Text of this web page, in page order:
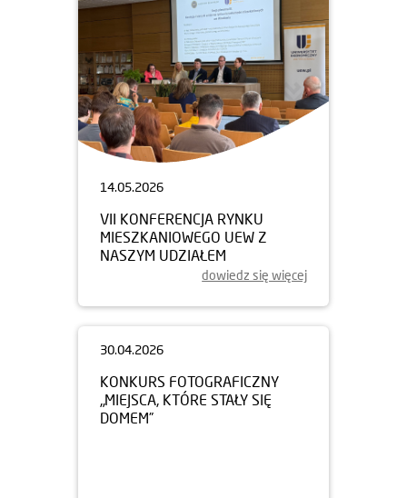
14.05.2026
VII KONFERENCJA RYNKU
MIESZKANIOWEGO UEW Z
NASZYM UDZIAŁEM
dowiedz się więcej
30.04.2026
KONKURS FOTOGRAFICZNY
„MIEJSCA, KTÓRE STAŁY SIĘ
DOMEM”